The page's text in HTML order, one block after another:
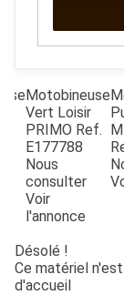
Motobineuse
Vert Loisir
PRIMO Ref.
E177788
Nous
consulter
Voir
l'annonce
Désolé !
Ce matériel
d'accueil